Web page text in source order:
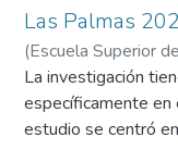
la gestión del
Ejército del Perú
Aviación del
probabilística. De
una ficha de
de desastres por
Las Palmas
(Escuela Superior
Zambrano Villegas,
La investigación
específicamente en
estudio se centró